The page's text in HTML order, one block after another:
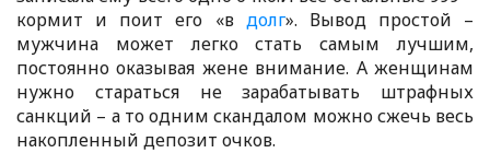
кормит и поит его «в долг». Вывод простой –
мужчина может легко стать самым лучшим,
постоянно оказывая жене внимание. А женщинам
нужно стараться не зарабатывать штрафных
санкций – а то одним скандалом можно сжечь весь
накопленный депозит очков.